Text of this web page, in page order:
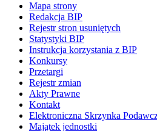
Mapa strony
Redakcja BIP
Rejestr stron usuniętych
Statystyki BIP
Instrukcja korzystania z BIP
Konkursy
Przetargi
Rejestr zmian
Akty Prawne
Kontakt
Elektroniczna Skrzynka
Majątek jednostki